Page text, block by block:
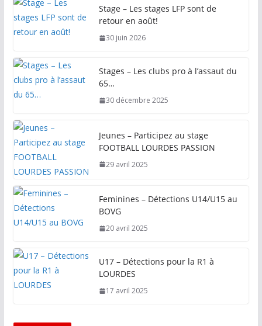
Stage – Les stages LFP sont de
retour en août!
30 juin 2026
Stages – Les clubs pro à l’assaut du
65…
30 décembre 2025
Jeunes – Participez au stage
FOOTBALL LOURDES PASSION
29 avril 2025
Feminines – Détections U14/U15 au
BOVG
20 avril 2025
U17 – Détections pour la R1 à
LOURDES
17 avril 2025